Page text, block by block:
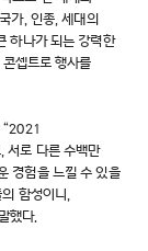
가, 인종, 세대의
하나가 되는 강력한
셉트로 행사를
서로 다른 수백만
경험을 느낄 수 있을
함성이니,
했다.